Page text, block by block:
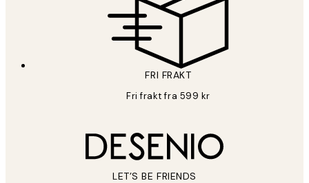
FRI FRAKT
Fri frakt fra 599 kr
LET’S BE FRIENDS